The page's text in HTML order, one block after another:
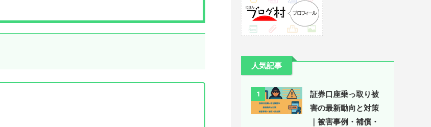
人気記事
1
証券口座乗っ取り被
害の最新動向と対策
｜被害事例・補償・